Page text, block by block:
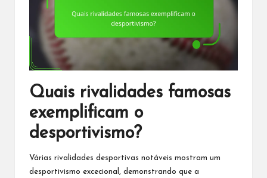
Quais rivalidades famosas
exemplificam o
desportivismo?
Várias rivalidades desportivas notáveis mostram um
desportivismo excecional, demonstrando que a